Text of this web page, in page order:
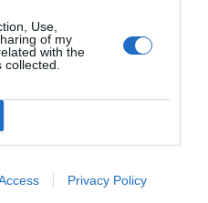
Use,
of my
with the
Privacy Policy
farmacoterapéutica
05/03/2014
fases de los ensayos clínicos
para su adecuada utilización y